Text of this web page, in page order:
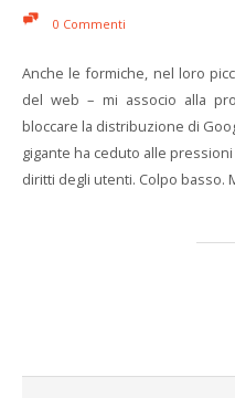
0 Commenti
Anche le formiche, nel loro
del web – mi associo alla
bloccare la distribuzione di
gigante ha ceduto alle
diritti degli utenti. Colpo basso.